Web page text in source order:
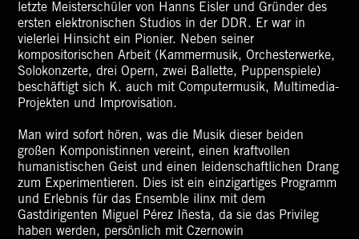
letzte Meisterschüler von Hanns Eisler und Gründer des
ersten elektronischen Studios in der DDR. Er war in
vielerlei Hinsicht ein Pionier. Neben seiner
kompositorischen Arbeit (Kammermusik, Orchesterwerke,
Solokonzerte, drei Opern, zwei Ballette, Puppenspiele)
beschäftigt sich K. auch mit Computermusik, Multimedia-
Projekten und Improvisation.
Man wird sofort hören, was die Musik dieser beiden
großen Komponistinnen vereint, einen kraftvollen
humanistischen Geist und einen leidenschaftlichen Drang
zum Experimentieren. Dies ist ein einzigartiges Programm
und Erlebnis für das Ensemble ilinx mit dem
Gastdirigenten Miguel Pérez Iñesta, da sie das Privileg
haben werden, persönlich mit Czernowin